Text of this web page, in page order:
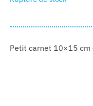
Petit carnet 10×15 cm